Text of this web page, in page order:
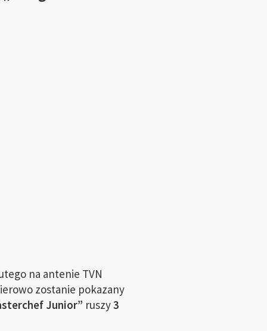
na antenie TVN
zostanie pokazany
Junior” ruszy3